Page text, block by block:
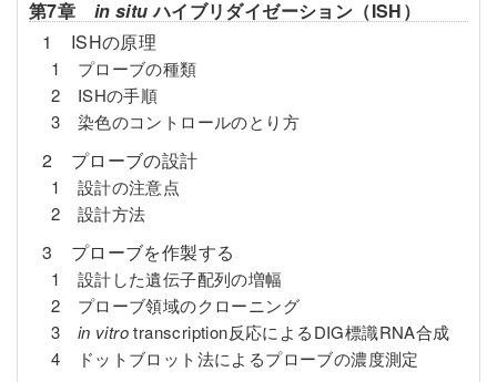
第7章 in situハイブリダイゼーション（ISH）
1 ISHの原理
1 プローブの種類
2 ISHの手順
3 染色のコントロールのとり方
2 プローブの設計
1 設計の注意点
2 設計方法
3 プローブを作製する
1 設計した遺伝子配列の増幅
2 プローブ領域のクローニング
3 in vitrotranscription反応によるDIG標識RNA合成
4 ドットブロット法によるプローブの濃度測定